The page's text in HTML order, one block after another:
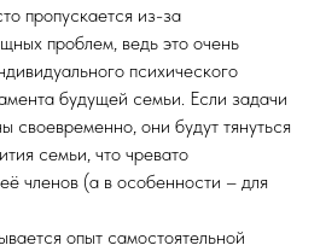
пропускается из-за
проблем, ведь это очень
психического
будущей семьи. Если задачи
своевременно, они будут тянуться
семьи, что чревато
членов (а в особенности – для
опыт самостоятельной